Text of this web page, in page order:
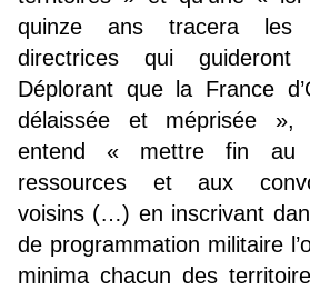
quinze ans tracera les
directrices qui
Déplorant que la France
délaissée et méprisée »,
entend « mettre fin au
ressources et aux
voisins (…) en inscrivant
de programmation militaire
minima chacun des